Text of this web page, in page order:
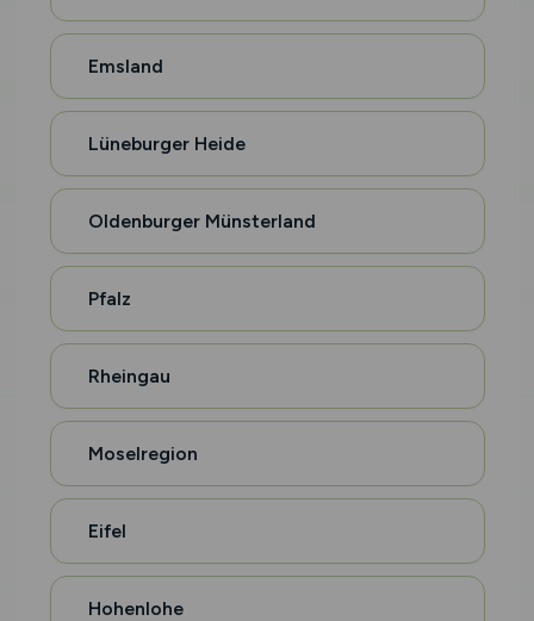
Emsland
Lüneburger Heide
Oldenburger Münsterland
Pfalz
Rheingau
Moselregion
Eifel
Hohenlohe